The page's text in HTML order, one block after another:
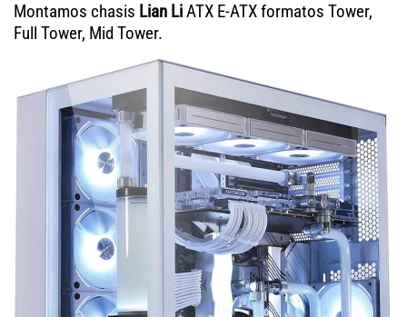
Montamos chasis Lian LiATX E-ATX formatos Tower,
Full Tower, Mid Tower.